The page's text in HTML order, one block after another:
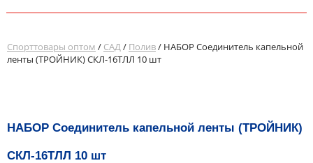
Спорттовары оптом / САД/ Полив/ НАБОР Соединитель капельной
ленты (ТРОЙНИК) СКЛ-16ТЛЛ 10 шт
НАБОР Соединитель капельной ленты (ТРОЙНИК)
СКЛ-16ТЛЛ 10 шт